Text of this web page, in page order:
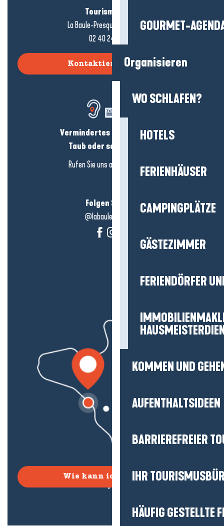
GOURMET-
Organisieren
WO SCHLAFEN?
HOTELS
FERIENHÄUSER
CAMPINGPLÄTZE
GÄSTEZIMMER
FERIENDÖRFER
KOMMEN UND
AUFENTHALTSIDEEN
BARRIEREFREIER
IHR
HÄUFIG GESTELLTE
Tourismusbüro
La Baule-Presqu'île de Guérande
02 40 24 34 44
Kontaktieren Sie uns
Vermindertes Hörvermögen?
Taub oder schwerhörig?
Rufen Sie uns an in
hier klicken
Folgen Sie uns!
@labauleguérande
Wie kann ich kommen?